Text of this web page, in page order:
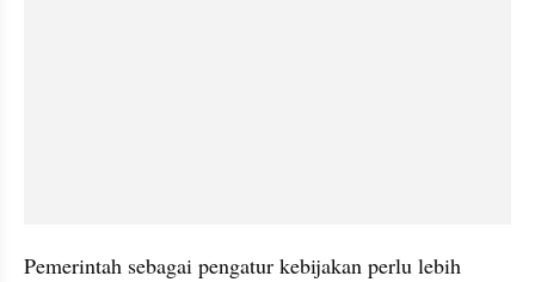
Pemerintah sebagai pengatur kebijakan perlu lebih